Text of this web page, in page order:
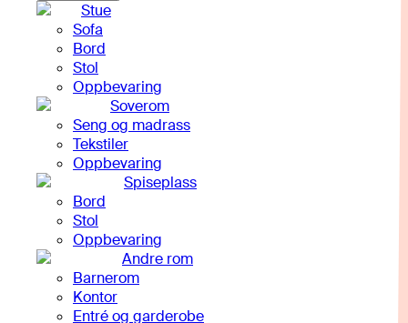
Stue
Sofa
Bord
Stol
Oppbevaring
Soverom
Seng og madrass
Tekstiler
Oppbevaring
Spiseplass
Bord
Stol
Oppbevaring
Andre rom
Barnerom
Kontor
Entré og garderobe